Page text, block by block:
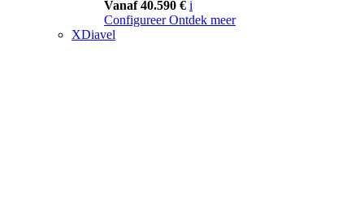
Vanaf 40.590 € i
Configureer Ontdek meer
XDiavel